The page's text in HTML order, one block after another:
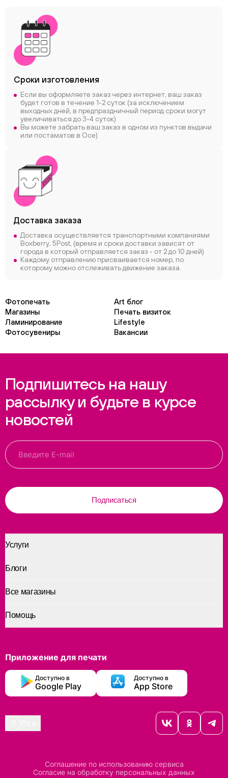
Сроки изготовления
Если вы оформляете заказ через интернет, ваш заказ
будет готов в течение 1-2 суток (за исключением
выходных дней, в предпраздничный период сроки могут
увеличиваться до 3-4 суток)
Вы можете забрать ваш заказ в одном из пунктов выдачи
или постаматов в Осе)
Доставка заказа
Доставка осуществляется транспортными компаниями
Boxberry, 5Post, (время и сроки доставки зависят от
города в который отправляется заказ - от 2 до 10 дней)
Каждому отправлению присваивается номер, по
которому можно отслеживать движение заказа.
Фотопечать
Art блог
Магазины
Печать визиток
Ламинирование
Lifestyle
Фотосувениры
Вакансии
Подпишитесь на нашу
рассылку и будьте в курсе
новостей
Подписаться
Услуги
Помощь
Блоги
Все магазины
Приложение для печати
Доступно в
Google Play
Доступно в
App Store
Соглашение по использованию сервиса
Согласие на обработку персональных данных